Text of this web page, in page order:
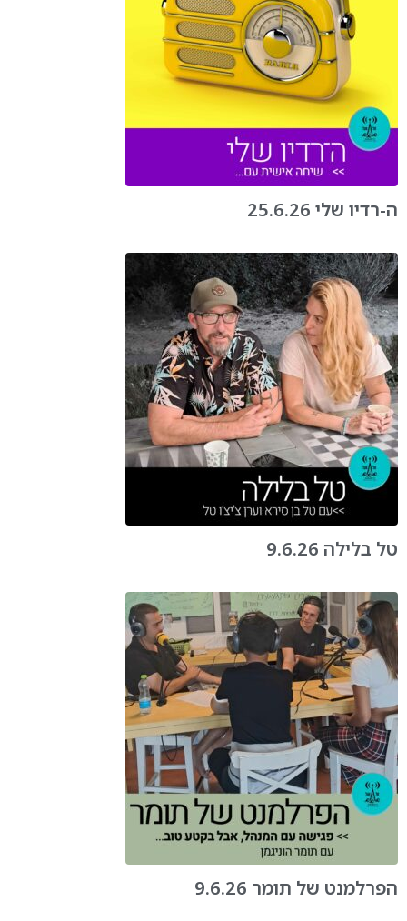
ה-רדיו שלי 25.6.26
טל בלילה 9.6.26
הפרלמנט של תומר 9.6.26